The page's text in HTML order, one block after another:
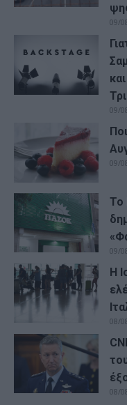
09/
09/
09/
Το
09/
Η
08/
08/